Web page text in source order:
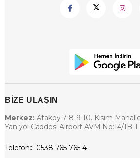
BİZE ULAŞIN
Merkez: Ataköy 7-8-9-10. Kısım
Yan yol Caddesi Airport AVM No:14/1B-
Telefon: 0538 765 765 4